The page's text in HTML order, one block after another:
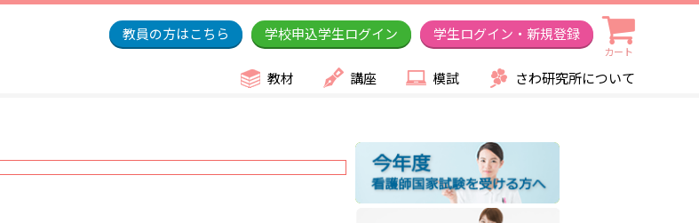
教員の方はこちら 学校申込学生ログイン 学生ログイン・新規登録
カート
教材 講座 模試 さわ研究所について